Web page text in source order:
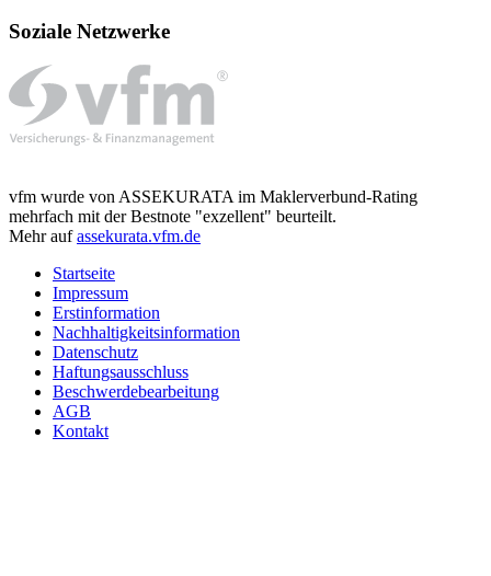
Soziale Netzwerke
vfm wurde von ASSEKURATA im Maklerverbund-Rating
mehrfach mit der Bestnote "exzellent" beurteilt.
Mehr aufassekurata.vfm.de
Startseite
Impressum
Erstinformation
Nachhaltigkeitsinformation
Datenschutz
Haftungsausschluss
Beschwerdebearbeitung
AGB
Kontakt